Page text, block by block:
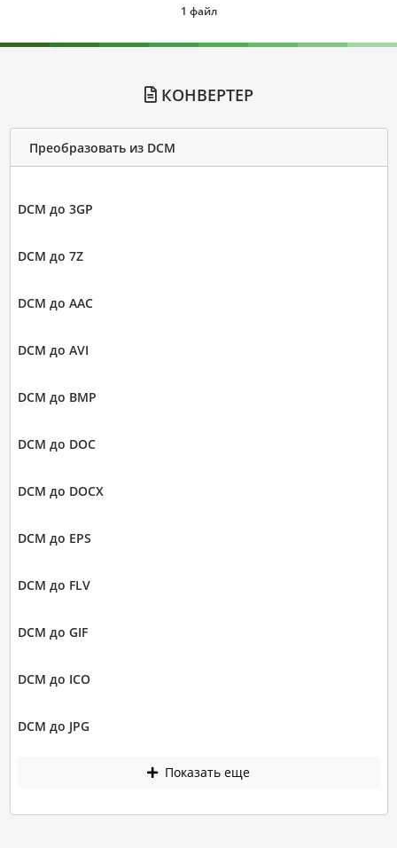
1 файл
КОНВЕРТЕР
Преобразовать из DCM
DCM до 3GP
DCM до 7Z
DCM до AAC
DCM до AVI
DCM до BMP
DCM до DOC
DCM до DOCX
DCM до EPS
DCM до FLV
DCM до GIF
DCM до ICO
DCM до JPG
Показать еще